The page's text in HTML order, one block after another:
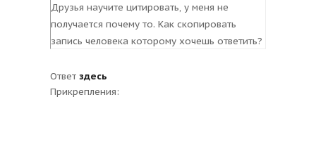
Друзья научите цитировать, у меня не
получается почему то. Как скопировать
запись человека которому хочешь ответить?
Ответ здесь
Прикрепления: